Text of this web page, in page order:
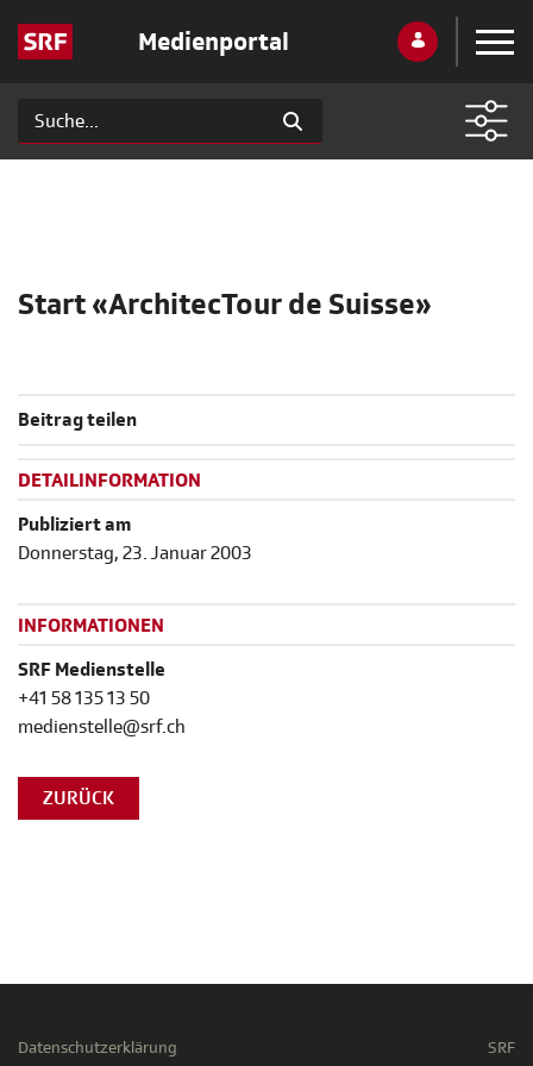
Medienportal
Start «ArchitecTour de Suisse»
Beitrag teilen
DETAILINFORMATION
Publiziert am
Donnerstag, 23. Januar 2003
INFORMATIONEN
SRF Medienstelle
+41 58 135 13 50
medienstelle@srf.ch
ZURÜCK
Datenschutzerklärung SRF